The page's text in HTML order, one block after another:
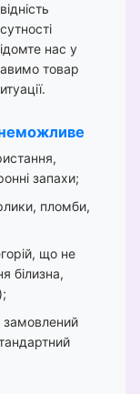
нас у
товар
запахи;
пломби,
що не
білизна,
замовлений